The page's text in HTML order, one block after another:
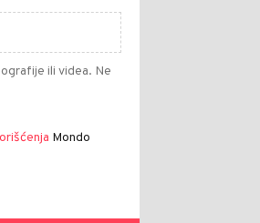
ili videa. Ne
Mondo